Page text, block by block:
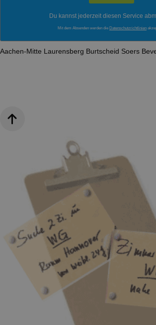
Du kannst jederzeit diesen Service
Mit dem Absenden werden die Datenschutzrichtlinien
Aachen-Mitte Laurensberg Burtscheid Soers